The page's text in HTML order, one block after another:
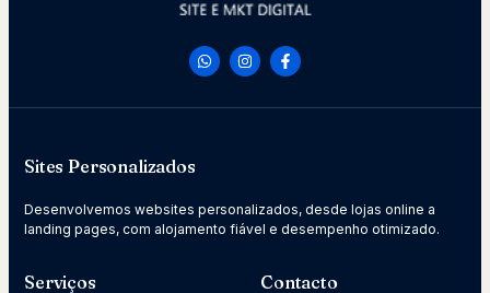
Sites Personalizados
Desenvolvemos websites personalizados, desde lojas online a
landing pages, com alojamento fiável e desempenho otimizado.
Serviços Contacto